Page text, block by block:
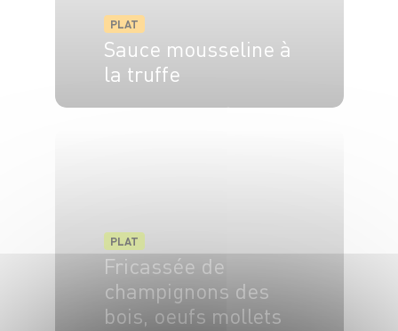
PLAT
Sauce mousseline à
la truffe
PLAT
Fricassée de
champignons des
bois, oeufs mollets